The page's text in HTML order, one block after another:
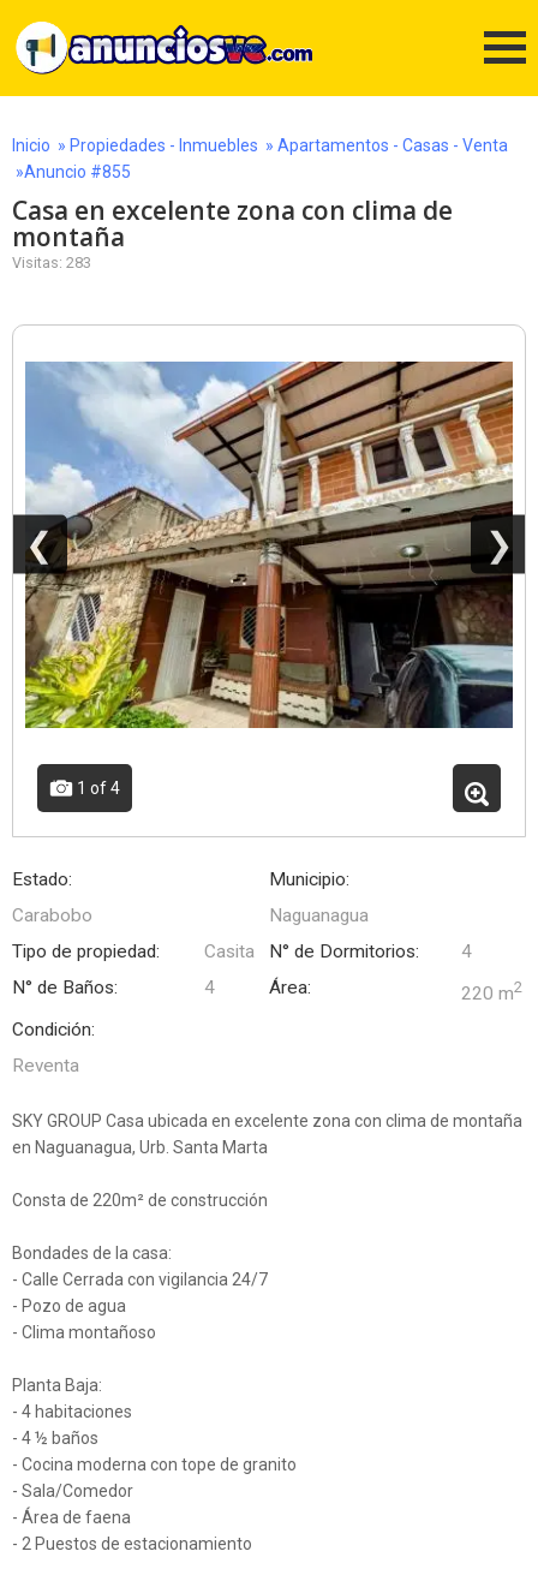
Inicio » Propiedades - Inmuebles » Apartamentos - Casas - Venta
»Anuncio #855
Casa en excelente zona con clima de
montaña
Visitas: 283
❮ ❯
1 of 4
Estado:
Carabobo
Municipio:
Naguanagua
Tipo de propiedad:
Casita N° de Dormitorios:
4
N° de Baños:
4 Área: 220 m2
Condición:
Reventa
SKY GROUP Casa ubicada en excelente zona con clima de montaña
en Naguanagua, Urb. Santa Marta
Consta de 220m² de construcción
Bondades de la casa:
- Calle Cerrada con vigilancia 24/7
- Pozo de agua
- Clima montañoso
Planta Baja:
- 4 habitaciones
- 4 ½ baños
- Cocina moderna con tope de granito
- Sala/Comedor
- Área de faena
- 2 Puestos de estacionamiento